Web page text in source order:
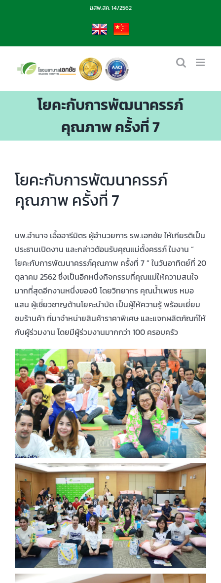
ฆสพ.สค. 14/2562
EN CN
โยคะกับการพัฒนาครรภ์
คุณภาพ ครั้งที่ 7
โยคะกับการพัฒนาครรภ์
คุณภาพ ครั้งที่ 7
นพ.อำนาจ เอื้ออารีมิตร ผู้อำนวยการ รพ.เอกชัย ให้เกียรติเป็น
ประธานเปิดงาน และกล่าวต้อนรับคุณแม่ตั้งครรภ์ ในงาน “
โยคะกับการพัฒนาครรภ์คุณภาพ ครั้งที่ 7 ” ในวันอาทิตย์ที่ 20
ตุลาคม 2562 ซึ่งเป็นอีกหนึ่งกิจกรรมที่คุณแม่ให้ความสนใจ
มากที่สุดอีกงานหนึ่งของปี โดยวิทยากร คุณน้ำเพชร หมอ
แสน ผู้เชี่ยวชาญด้านโยคะบำบัด เป็นผู้ให้ความรู้ พร้อมเยี่ยม
ชมร้านค้า ที่มาจำหน่ายสินค้าราคาพิเศษ และแจกผลิตภัณฑ์ให้
กับผู้ร่วมงาน โดยมีผู้ร่วมงานมากกว่า 100 ครอบครัว